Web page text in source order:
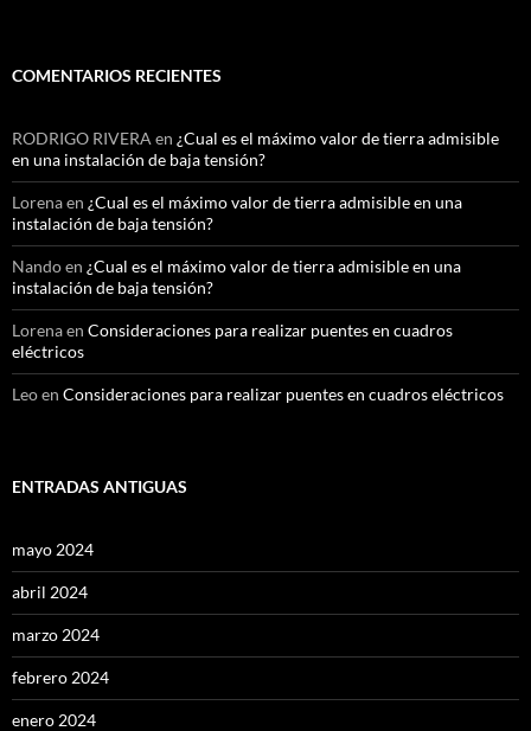
COMENTARIOS RECIENTES
RODRIGO RIVERA en ¿Cual es el máximo valor de tierra admisible
en una instalación de baja tensión?
Lorenaen ¿Cual es el máximo valor de tierra admisible en una
instalación de baja tensión?
Nandoen ¿Cual es el máximo valor de tierra admisible en una
instalación de baja tensión?
Lorenaen Consideraciones para realizar puentes en cuadros
eléctricos
Leoen Consideraciones para realizar puentes en cuadros eléctricos
ENTRADAS ANTIGUAS
mayo 2024
abril 2024
marzo 2024
febrero 2024
enero 2024